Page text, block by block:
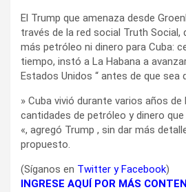
El Trump que amenaza desde
través de la red social Truth Social,
más petróleo ni dinero para Cuba:
tiempo, instó a La Habana a
Estados Unidos “ antes de que sea
» Cuba vivió durante varios años de
cantidades de petróleo y dinero
«, agregó Trump , sin dar más
propuesto.
(Síganos en Twitter yFacebook)
INGRESE AQUÍ POR MÁS